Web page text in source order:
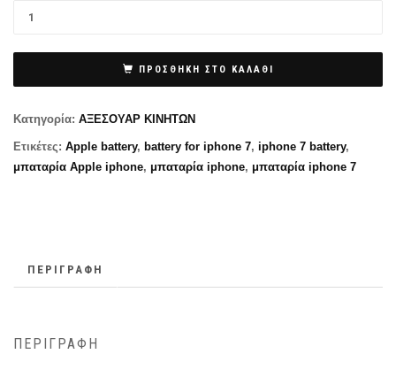
ΠΡΟΣΘΉΚΗ ΣΤΟ ΚΑΛΆΘΙ
Κατηγορία: ΑΞΕΣΟΥΑΡ ΚΙΝΗΤΩΝ
Ετικέτες: Apple battery, battery for iphone 7, iphone 7 battery,
μπαταρία Apple iphone, μπαταρία iphone, μπαταρία iphone 7
ΠΕΡΙΓΡΑΦΉ
ΠΕΡΙΓΡΑΦΉ